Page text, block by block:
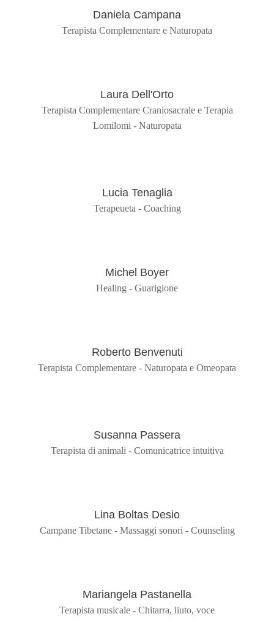
Daniela Campana
Terapista Complementare e Naturopata
Laura Dell'Orto
Terapista Complementare Craniosacrale e Terapia
Lomilomi - Naturopata
Lucia Tenaglia
Terapeueta - Coaching
Michel Boyer
Healing - Guarigione
Roberto Benvenuti
Terapista Complementare - Naturopata e Omeopata
Susanna Passera
Terapista di animali - Comunicatrice intuitiva
Lina Boltas Desio
Campane Tibetane - Massaggi sonori - Counseling
Mariangela Pastanella
Terapista musicale - Chitarra, liuto, voce